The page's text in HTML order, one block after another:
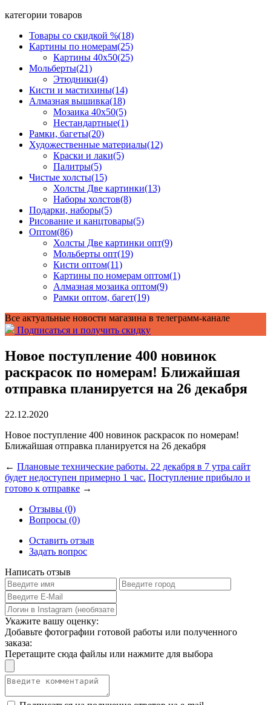
категории товаров
Товары со скидкой %(18)
Картины по номерам(25)
Картины 40x50(25)
Мольберты(21)
Этюдники(4)
Кисти и мастихины(14)
Алмазная вышивка(18)
Мозаика 40x50(5)
Нестандартные(1)
Рамки, багеты(20)
Художественные материалы(12)
Краски и лаки(5)
Палитры(5)
Чистые холсты(15)
Холсты Две картинки(13)
Наборы холстов(8)
Подарки, наборы(5)
Рисование и канцтовары(5)
Оптом(86)
Холсты Две картинки опт(9)
Мольберты опт(19)
Кисти оптом(11)
Картины по номерам оптом(1)
Алмазная мозаика оптом(9)
Рамки оптом, багет(19)
Все актуальные новости магазина в телеграмм-канале
Подписаться и получить скидку
Новое поступление 400 новинок
раскрасок по номерам! Ближайшая
отправка планируется на 26 декабря
22.12.2020
Новое поступление 400 новинок раскрасок по номерам!
Ближайшая отправка планируется на 26 декабря
← Плановые технические работы. 22 декабря в 7 утра сайт
будет недоступен примерно 1 час. Поступление прибыло и
готово к отправке →
Отзывы (0)
Вопросы (0)
Оставить отзыв
Задать вопрос
Написать отзыв
Укажите вашу оценку:
Добавьте фотографии готовой работы или полученного
заказа:
Перетащите сюда файлы или нажмите для выбора